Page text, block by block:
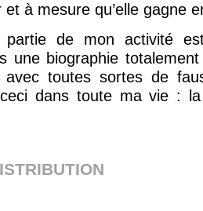
à mesure qu’elle gagne
de mon activité
une biographie
avec toutes sortes de
dans toute ma vie : la